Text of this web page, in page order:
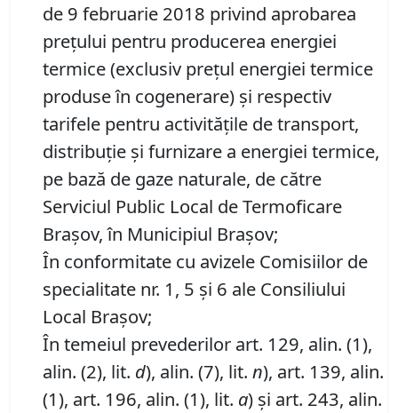
de 9 februarie 2018 privind aprobarea
preţului pentru producerea energiei
termice (exclusiv preţul energiei termice
produse în cogenerare) şi respectiv
tarifele pentru activităţile de transport,
distribuţie şi furnizare a energiei termice,
pe bază de gaze naturale, de către
Serviciul Public Local de Termoficare
Braşov, în Municipiul Braşov;
În conformitate cu avizele Comisiilor de
specialitate nr. 1, 5 și 6 ale Consiliului
Local Brașov;
În temeiul prevederilor art. 129, alin. (1),
alin. (2), lit. d), alin. (7), lit. n), art. 139, alin.
(1), art. 196, alin. (1), lit. a) și art. 243, alin.